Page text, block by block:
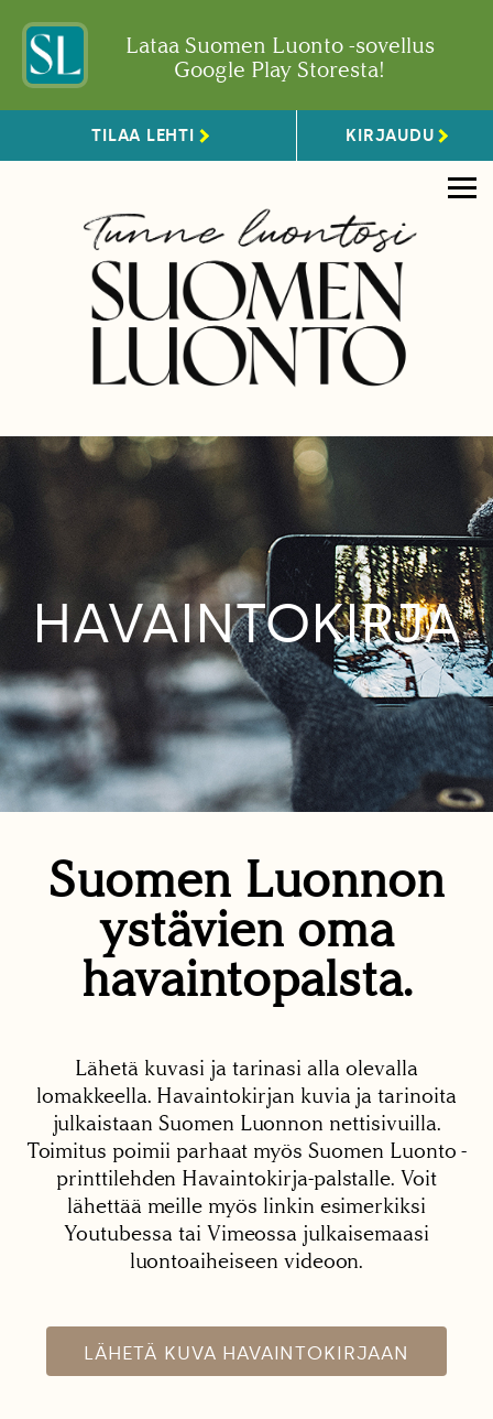
Lataa Suomen Luonto -sovellus
Google Play Storesta!
TILAA LEHTI KIRJAUDU
HAVAINTOKIRJA
Suomen Luonnon
ystävien oma
havaintopalsta.
Lähetä kuvasi ja tarinasi alla olevalla
lomakkeella. Havaintokirjan kuvia ja tarinoita
julkaistaan Suomen Luonnon nettisivuilla.
Toimitus poimii parhaat myös Suomen Luonto -
printtilehden Havaintokirja-palstalle. Voit
lähettää meille myös linkin esimerkiksi
Youtubessa tai Vimeossa julkaisemaasi
luontoaiheiseen videoon.
LÄHETÄ KUVA HAVAINTOKIRJAAN